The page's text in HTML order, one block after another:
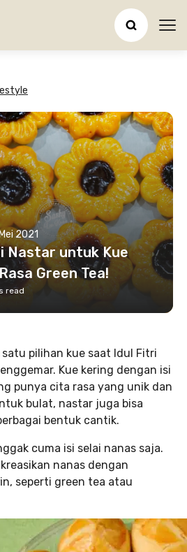
2021
Nastar untuk Kue
Green Tea!
read
pilihan kue saat Idul Fitri
Kue kering dengan isi
punya cita rasa yang unik dan
bulat, nastar juga bisa
bentuk cantik.
cuma isi selai nanas saja.
nanas dengan
seperti green tea atau